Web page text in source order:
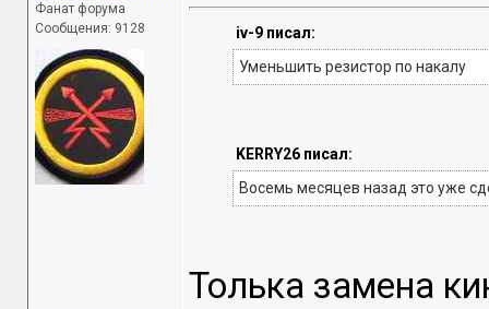
Фанат форума
Сообщения: 9128
iv-9 писал:
Уменьшить резистор по накалу
KERRY26 писал:
Восемь месяцев назад это уже
Толька замена